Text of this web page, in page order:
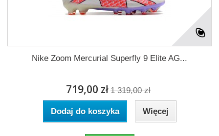
Nike Zoom Mercurial Superfly 9 Elite AG...
719,00 zł 1 319,00 zł
Dodaj do koszyka Więcej